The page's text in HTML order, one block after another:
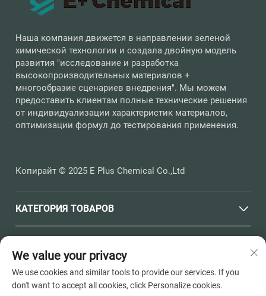
Наша компания движется в направлении зеленой
химической технологии и создала двойную модель
развития "исследование и разработка
высокопроизводительных материалов +
многообразие сценариев внедрения". Мы можем
предоставить клиентам полные технические решения
от индивидуализации характеристик материалов,
оптимизации формул до тестирования применения.
Копирайт © 2025 E Plus Chemical Co.,Ltd
КАТЕГОРИЯ ТОВАРОВ
КОНТАКТНАЯ ИНФОРМАЦИЯ
We value your privacy
We use cookies and similar tools to provide our services. If you
don't want to accept all cookies, click Personalize cookies.